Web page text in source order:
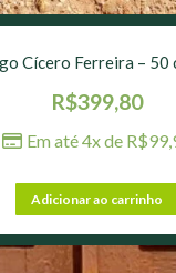
R$399,80
Em até 4x de R$
Adicionar ao carrinho